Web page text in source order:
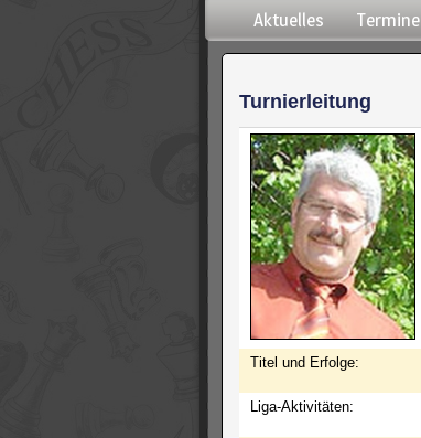
Navigation
überspringen
Aktuelles Termine
Turnierleitung
Titel und Erfolge:
Liga-Aktivitäten: